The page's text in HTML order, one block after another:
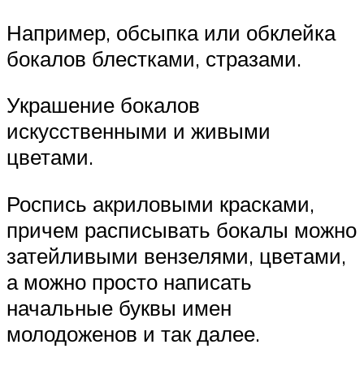
Например, обсыпка или обклейка
бокалов блестками, стразами.
Украшение бокалов
искусственными и живыми
цветами.
Роспись акриловыми красками,
причем расписывать бокалы можно
затейливыми вензелями, цветами,
а можно просто написать
начальные буквы имен
молодоженов и так далее.